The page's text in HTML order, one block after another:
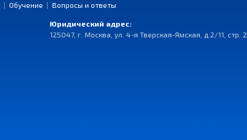
| Обучение | Вопросы и ответы
Юридический адрес:
125047, г. Москва, ул. 4-я Тверская-Ямская, д.2/11, стр. 2